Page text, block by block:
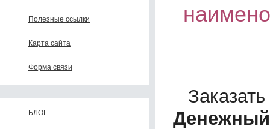
Полезные ссылки
Карта сайта
Форма связи
БЛОГ